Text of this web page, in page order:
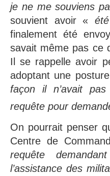
je ne me souviens
souvient avoir «
finalement été
savait même pas ce
Il se rappelle avoir
adoptant une
façon il n’avait
requête pour
On pourrait penser
Centre de
requête
l’assistance des